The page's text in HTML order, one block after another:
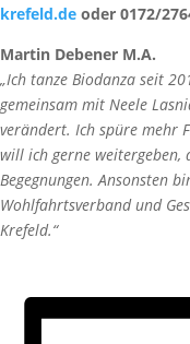
krefeld.de oder 0172/
Martin Debener M.A.
„Ich tanze Biodanza seit
gemeinsam mit Neele
verändert. Ich spüre mehr
will ich gerne weitergeben,
Begegnungen. Ansonsten
Wohlfahrtsverband und
Krefeld.“